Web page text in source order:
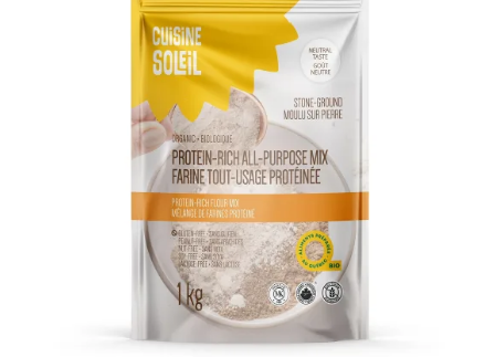
PANIER
AJOUTER AU PANIER / DÉTAILS